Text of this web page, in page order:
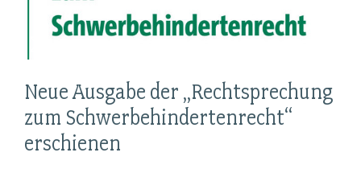
Neue Ausgabe der „Rechtsprechung
zum Schwerbehindertenrecht“
erschienen